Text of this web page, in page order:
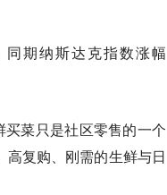
期纳斯达克指数涨幅
买菜只是社区零售的一个
复购、刚需的生鲜与日